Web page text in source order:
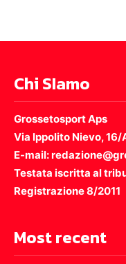
Chi SIamo
Grossetosport Aps
Via Ippolito Nievo,
E-mail:
Testata iscritta al
Registrazione 8/2011
Most recent